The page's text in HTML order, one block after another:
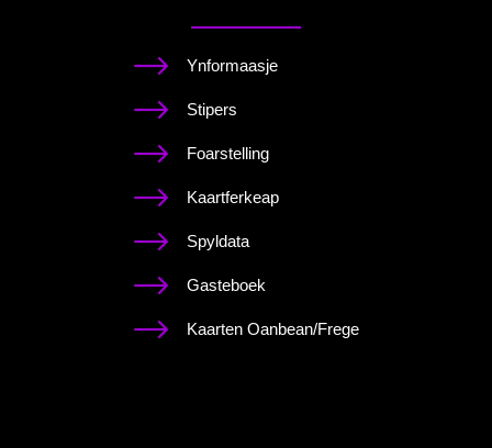
Ynformaasje
Stipers
Foarstelling
Kaartferkeap
Spyldata
Gasteboek
Kaarten Oanbean/Frege